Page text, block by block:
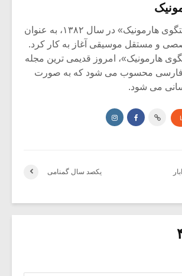
مجله آنلاین «گفتگوی هارمونیک» در سال ۱۳۸۲، به عنوان
و مستقل موسیقی آغاز به کار کرد.
هارمونیک»، امروز قدیمی ترین مجله
فارسی محسوب می شود که به صورت
می شود.
یکصد سال گمنامی